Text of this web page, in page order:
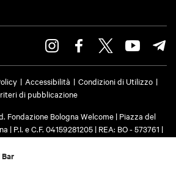
Accessibilità
Condizioni di Utilizzo
di pubblicazione
Fondazione Bologna Welcome | Piazza del
| P.I. e C.F. 04159281205 | REA: BO - 573761 |